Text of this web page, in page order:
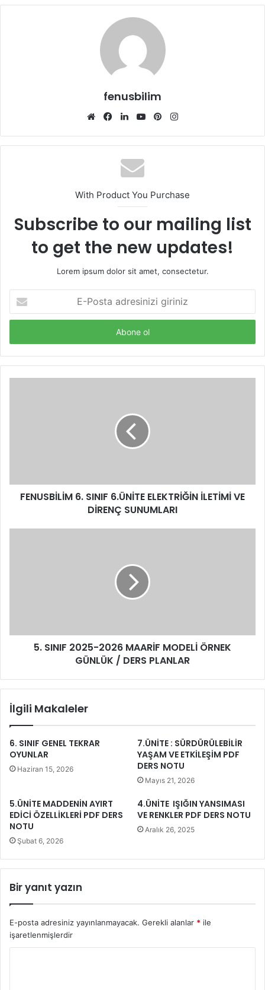
fenusbilim
Web
Facebook
LinkedInYouTubePinterest
With Product You Purchase
Subscribe to our mailing list
to get the new updates!
Lorem ipsum dolor sit amet, consectetur.
Posta
adresinizi
FENUSBİLİM 6. SINIF 6.ÜNİTE ELEKTRİĞİN İLETİMİ VE
DİRENÇ SUNUMLARI
5. SINIF 2025-2026 MAARİF MODELİ ÖRNEK
GÜNLÜK / DERS PLANLAR
İlgili Makaleler
6. SINIF GENEL TEKRAR
OYUNLAR
Haziran 15, 2026
7.ÜNİTE : SÜRDÜRÜLEBİLİR
YAŞAM VE ETKİLEŞİM PDF
DERS NOTU
Mayıs 21, 2026
5.ÜNİTE MADDENİN AYIRT
EDİCİ ÖZELLİKLERİ PDF DERS
NOTU
Şubat 6, 2026
4.ÜNİTE IŞIĞIN YANSIMASI
VE RENKLER PDF DERS NOTU
Aralık 26, 2025
Bir yanıt yazın
E-posta adresiniz yayınlanmayacak. Gerekli alanlar * ile
işaretlenmişlerdir